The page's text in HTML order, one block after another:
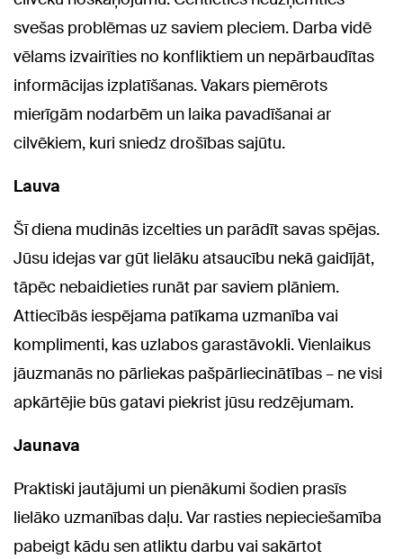
svešas problēmas uz saviem pleciem. Darba vidē
vēlams izvairīties no konfliktiem un nepārbaudītas
informācijas izplatīšanas. Vakars piemērots
mierīgām nodarbēm un laika pavadīšanai ar
cilvēkiem, kuri sniedz drošības sajūtu.
Lauva
Šī diena mudinās izcelties un parādīt savas spējas.
Jūsu idejas var gūt lielāku atsaucību nekā gaidījāt,
tāpēc nebaidieties runāt par saviem plāniem.
Attiecībās iespējama patīkama uzmanība vai
komplimenti, kas uzlabos garastāvokli. Vienlaikus
jāuzmanās no pārliekas pašpārliecinātības – ne visi
apkārtējie būs gatavi piekrist jūsu redzējumam.
Jaunava
Praktiski jautājumi un pienākumi šodien prasīs
lielāko uzmanības daļu. Var rasties nepieciešamība
pabeigt kādu sen atliktu darbu vai sakārtot